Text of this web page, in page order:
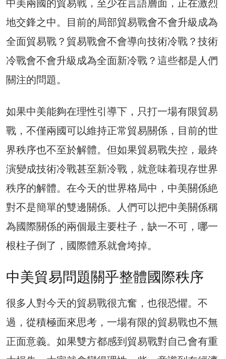
中美兩國的貿易戰，至少在言語層面，正在激烈
地交鋒之中。目前的局部貿易戰會不會升級成為
全面貿易戰？貿易戰會不會導向技術冷戰？技術
冷戰會不會升級成為全面新冷戰？這些都是人們
關注的問題。
如果中美能夠在理性引導下，只打一場有限貿易
戰，不僅兩國可以維持正常貿易關係，目前的世
界秩序也不至於解體。但如果貿易戰失控，最終
演變成技術冷戰甚至新冷戰，就意味着現存世界
秩序的解體。在今天的世界格局中，中美關係絶
對不是簡單的雙邊關係。人們可以把中美關係稱
為國際關係的兩個最主要柱子，缺一不可，哪一
根柱子倒了，國際體系就會垮掉。
中美貿易問題關乎整體國際秩序
很多人對今天的貿易戰很亢奮，也很恐懼。不
過，從積極面來思考，一場有限的貿易戰也不無
正面意義。如果雙方都感到貿易戰對自己會有重